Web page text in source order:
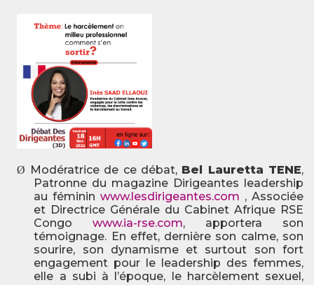
Ø Modératrice de ce débat, Bel Lauretta TENE,
Patronne du magazine Dirigeantes leadership
au fémininwww.lesdirigeantes.com , Associée
et Directrice Générale du Cabinet Afrique RSE
Congowww.ia-rse.com, apportera son
témoignage. En effet, dernière son calme, son
sourire, son dynamisme et surtout son fort
engagement pour le leadership des femmes,
elle a subi à l’époque, le harcèlement sexuel,